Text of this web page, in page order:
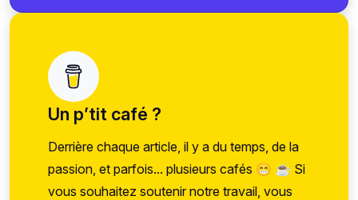
Un p’tit café ?
Derrière chaque article, il y a du temps, de la
passion, et parfois... plusieurs cafés 😁 ☕ Si
vous souhaitez soutenir notre travail, vous